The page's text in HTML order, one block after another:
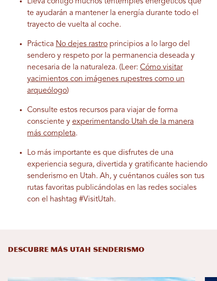
te ayudarán a mantener la energía durante todo el
trayecto de vuelta al coche.
Práctica No dejes rastro principios a lo largo del
sendero y respeto por la permanencia deseada y
necesaria de la naturaleza. (Leer: Cómo visitar
yacimientos con imágenes rupestres como un
arqueólogo)
Consulte estos recursos para viajar de forma
consciente y experimentando Utah de la manera
más completa.
Lo más importante es que disfrutes de una
experiencia segura, divertida y gratificante haciendo
senderismo en Utah. Ah, y cuéntanos cuáles son tus
rutas favoritas publicándolas en las redes sociales
con el hashtag #VisitUtah.
DESCUBRE MÁS UTAH SENDERISMO